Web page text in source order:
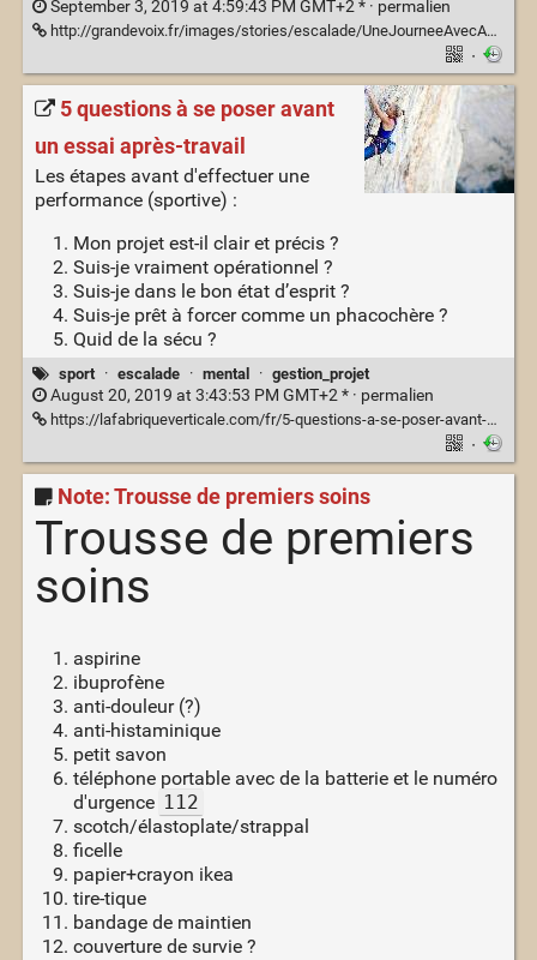
September 3, 2019 at 4:59:43 PM GMT+2 * · permalien
http://grandevoix.fr/images/stories/escalade/UneJourneeAvecAnouckJaubert/29885847088_26afdbf87e_k.jpg
·
5 questions à se poser avant
un essai après-travail
Les étapes avant d'effectuer une
performance (sportive) :
Mon projet est-il clair et précis ?
Suis-je vraiment opérationnel ?
Suis-je dans le bon état d’esprit ?
Suis-je prêt à forcer comme un phacochère ?
Quid de la sécu ?
sport · escalade · mental · gestion_projet
August 20, 2019 at 3:43:53 PM GMT+2 * · permalien
https://lafabriqueverticale.com/fr/5-questions-a-se-poser-avant-un-essai-apres-travail/
·
Note: Trousse de premiers soins
Trousse de premiers
soins
aspirine
ibuprofène
anti-douleur (?)
anti-histaminique
petit savon
téléphone portable avec de la batterie et le numéro
d'urgence 112
scotch/élastoplate/strappal
ficelle
papier+crayon ikea
tire-tique
bandage de maintien
couverture de survie ?